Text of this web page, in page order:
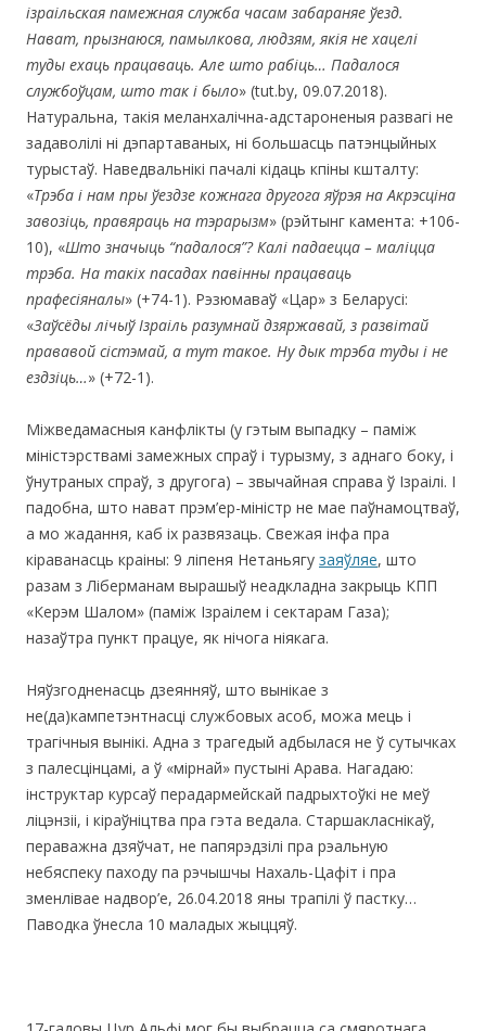
ізраільская памежная служба часам забараняе ўезд.
Нават, прызнаюся, памылкова, людзям, якія не хацелі
туды ехаць працаваць. Але што рабіць… Падалося
службоўцам, што так і было» (tut.by, 09.07.2018).
Натуральна, такія меланхалічна-адстароненыя развагі не
задаволілі ні дэпартаваных, ні большасць патэнцыйных
турыстаў. Наведвальнікі пачалі кідаць кпіны кшталту:
«Трэба і нам пры ўездзе кожнага другога яўрэя на Акрэсціна
завозіць, правяраць на тэрарызм» (рэйтынг камента: +106-
10), «Што значыць “падалося”? Калі падаецца – маліцца
трэба. На такіх пасадах павінны працаваць
прафесіяналы» (+74-1). Рэзюмаваў «Цар» з Беларусі:
«Заўсёды лічыў Ізраіль разумнай дзяржавай, з развітай
прававой сістэмай, а тут такое. Ну дык трэба туды і не
ездзіць…» (+72-1).
Міжведамасныя канфлікты (у гэтым выпадку – паміж
міністэрствамі замежных спраў і турызму, з аднаго боку, і
ўнутраных спраў, з другога) – звычайная справа ў Ізраілі. І
падобна, што нават прэм’ер-міністр не мае паўнамоцтваў,
а мо жадання, каб іх развязаць. Свежая інфа пра
кіраванасць краіны: 9 ліпеня Нетаньягу заяўляе, што
разам з Ліберманам вырашыў неадкладна закрыць КПП
«Керэм Шалом» (паміж Ізраілем і сектарам Газа);
назаўтра пункт працуе, як нічога ніякага.
Няўзгодненасць дзеянняў, што вынікае з
не(да)кампетэнтнасці службовых асоб, можа мець і
трагічныя вынікі. Адна з трагедый адбылася не ў сутычках
з палесцінцамі, а ў «мірнай» пустыні Арава. Нагадаю:
інструктар курсаў перадармейскай падрыхтоўкі не меў
ліцэнзіі, і кіраўніцтва пра гэта ведала. Старшакласнікаў,
пераважна дзяўчат, не папярэдзілі пра рэальную
небяспеку паходу па рэчышчы Нахаль-Цафіт і пра
зменлівае надвор’е, 26.04.2018 яны трапілі ў пастку…
Паводка ўнесла 10 маладых жыццяў.